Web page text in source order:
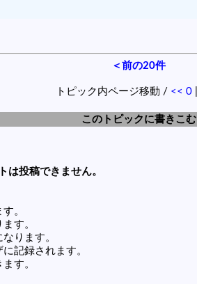
＜前の20件
トピック内ページ移動 / << 0|
このトピックに書きこむ
は投稿できません。
。
す。
ります。
記録されます。
す。